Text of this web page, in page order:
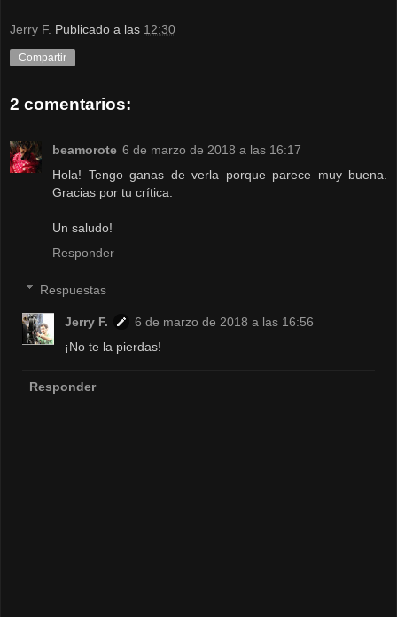
Jerry F. Publicado a las 12:30
Compartir
2 comentarios:
beamorote 6 de marzo de 2018 a las 16:17
Hola! Tengo ganas de verla porque parece muy buena.
Gracias por tu crítica.
Un saludo!
Responder
Respuestas
Jerry F.
6 de marzo de 2018 a las 16:56
¡No te la pierdas!
Responder